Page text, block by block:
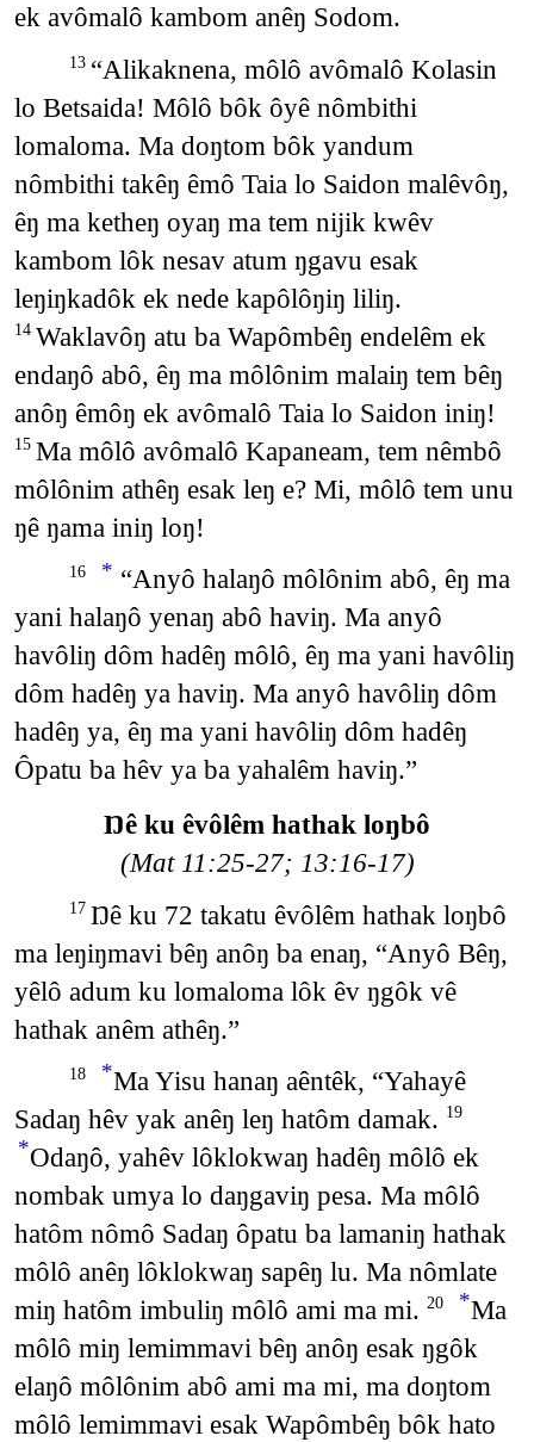
ek avômalô kambom anêŋ Sodom.
13 “Alikaknena, môlô avômalô Kolasin
lo Betsaida! Môlô bôk ôyê nômbithi
lomaloma. Ma doŋtom bôk yandum
nômbithi takêŋ êmô Taia lo Saidon malêvôŋ,
êŋ ma ketheŋ oyaŋ ma tem nijik kwêv
kambom lôk nesav atum ŋgavu esak
leŋiŋkadôk ek nede kapôlôŋiŋ liliŋ.
14 Waklavôŋ atu ba Wapômbêŋ endelêm ek
endaŋô abô, êŋ ma môlônim malaiŋ tem bêŋ
anôŋ êmôŋ ek avômalô Taia lo Saidon iniŋ!
15 Ma môlô avômalô Kapaneam, tem nêmbô
môlônim athêŋ esak leŋ e? Mi, môlô tem unu
ŋê ŋama iniŋ loŋ!
16 * “Anyô halaŋô môlônim abô, êŋ ma
yani halaŋô yenaŋ abô haviŋ. Ma anyô
havôliŋ dôm hadêŋ môlô, êŋ ma yani havôliŋ
dôm hadêŋ ya haviŋ. Ma anyô havôliŋ dôm
hadêŋ ya, êŋ ma yani havôliŋ dôm hadêŋ
Ôpatu ba hêv ya ba yahalêm haviŋ.”
Ŋê ku êvôlêm hathak loŋbô
(Mat 11:25-27; 13:16-17)
17 Ŋê ku 72 takatu êvôlêm hathak loŋbô
ma leŋiŋmavi bêŋ anôŋ ba enaŋ, “Anyô Bêŋ,
yêlô adum ku lomaloma lôk êv ŋgôk vê
hathak anêm athêŋ.”
18 *Ma Yisu hanaŋ aêntêk, “Yahayê
Sadaŋ hêv yak anêŋ leŋ hatôm damak. 19
*Odaŋô, yahêv lôklokwaŋ hadêŋ môlô ek
nombak umya lo daŋgaviŋ pesa. Ma môlô
hatôm nômô Sadaŋ ôpatu ba lamaniŋ hathak
môlô anêŋ lôklokwaŋ sapêŋ lu. Ma nômlate
miŋ hatôm imbuliŋ môlô ami ma mi. 20 *Ma
môlô miŋ lemimmavi bêŋ anôŋ esak ŋgôk
elaŋô môlônim abô ami ma mi, ma doŋtom
môlô lemimmavi esak Wapômbêŋ bôk hato